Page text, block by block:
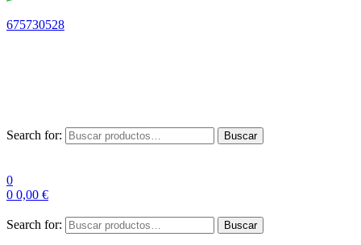
675730528
Search for: Buscar
0
0 0,00 €
Search for: Buscar